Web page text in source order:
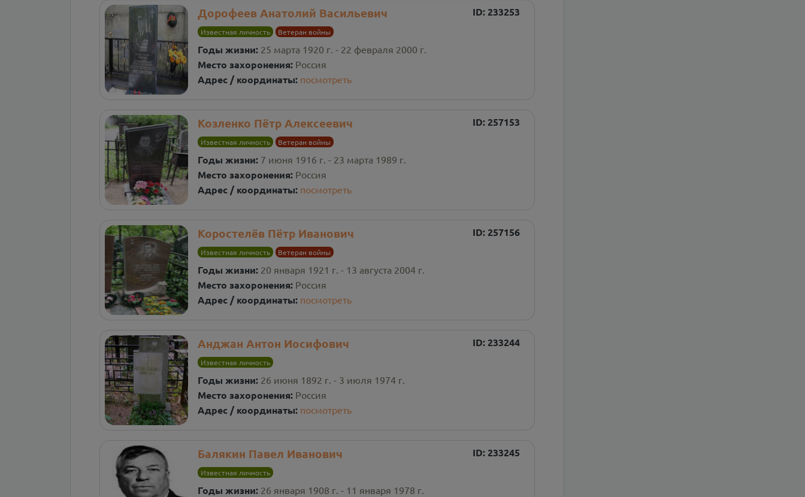
Дорофеев Анатолий Васильевич ID: 233253
Известная личность Ветеран войны
Годы жизни: 25 марта 1920 г. - 22 февраля 2000 г.
Место захоронения: Россия
Адрес / координаты: посмотреть
Козленко Пётр Алексеевич ID: 257153
Известная личность Ветеран войны
Годы жизни: 7 июня 1916 г. - 23 марта 1989 г.
Место захоронения: Россия
Адрес / координаты: посмотреть
Коростелёв Пётр Иванович ID: 257156
Известная личность Ветеран войны
Годы жизни: 20 января 1921 г. - 13 августа 2004 г.
Место захоронения: Россия
Адрес / координаты: посмотреть
Анджан Антон Иосифович ID: 233244
Известная личность
Годы жизни: 26 июня 1892 г. - 3 июля 1974 г.
Место захоронения: Россия
Адрес / координаты: посмотреть
Балякин Павел Иванович ID: 233245
Известная личность
Годы жизни: 26 января 1908 г. - 11 января 1978 г.